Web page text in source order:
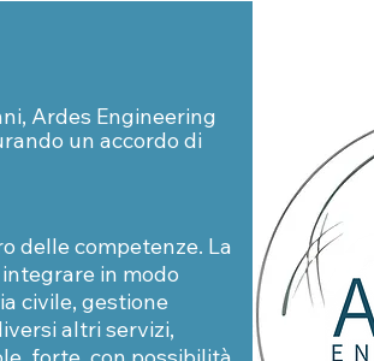
Ardes Engineering
un accordo di
delle competenze. La
in modo
civile, gestione
altri servizi,